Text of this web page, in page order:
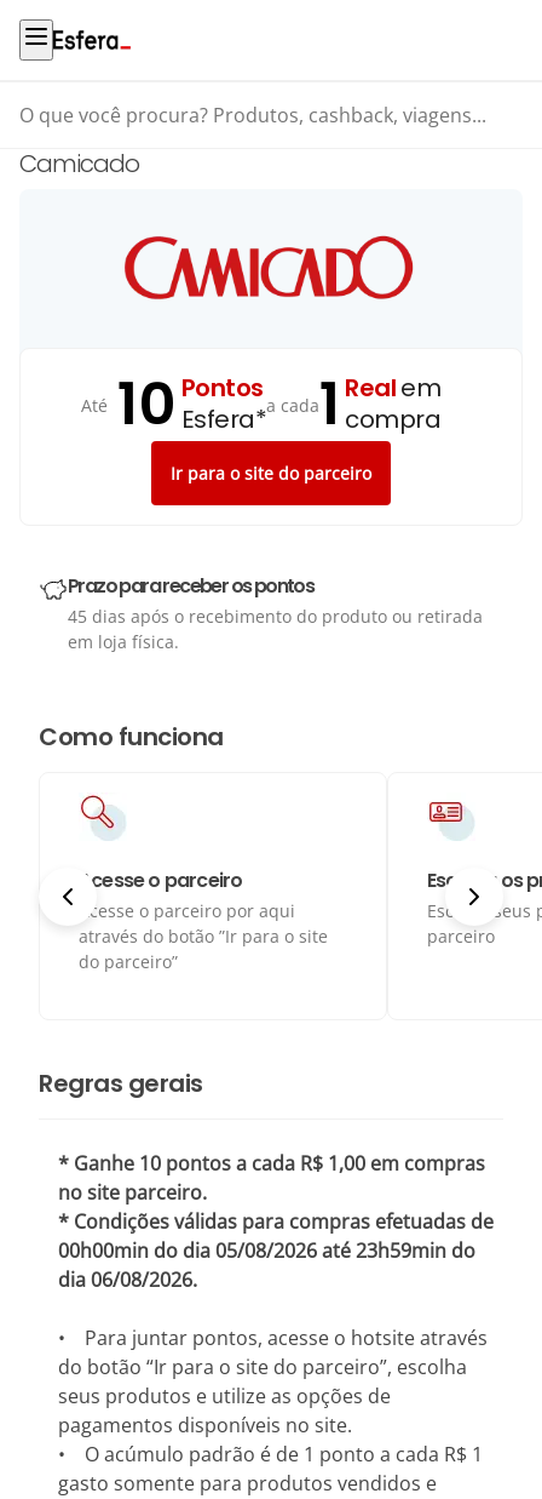
O que você procura? Produtos, cashback, viagens...
Camicado
Até 10 Pontos
Esfera*a cada1 Realem
compra
Ir para o site do parceiro
Prazo para receber os pontos
45 dias após o recebimento do produto ou retirada
em loja física.
Como funciona
Acesse o parceiro
Acesse o parceiro por aqui
através do botão ”Ir para o site
do parceiro”
Escolha os
Escolha seus
parceiro
Regras gerais
* Ganhe 10 pontos a cada R$ 1,00 em compras
no site parceiro.
* Condições válidas para compras efetuadas de
00h00min do dia 05/08/2026 até 23h59min do
dia 06/08/2026.
• Para juntar pontos, acesse o hotsite através
do botão “Ir para o site do parceiro”, escolha
seus produtos e utilize as opções de
pagamentos disponíveis no site.
• O acúmulo padrão é de 1 ponto a cada R$ 1
gasto somente para produtos vendidos e